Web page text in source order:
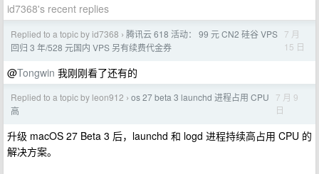
id7368's recent replies
Replied to a topic by id7368 › 腾讯云 618 活动： 99 元 CN2 硅谷 VPS
回归 3 年/528 元国内 VPS 另有续费代金券
7 月
15 日
@Tongwin 我刚刚看了还有的
Replied to a topic by leon912 › os 27 beta 3 launchd 进程占用 CPU
高
7 月 9
日
升级 macOS 27 Beta 3 后，launchd 和 logd 进程持续高占用 CPU 的
解决方案。